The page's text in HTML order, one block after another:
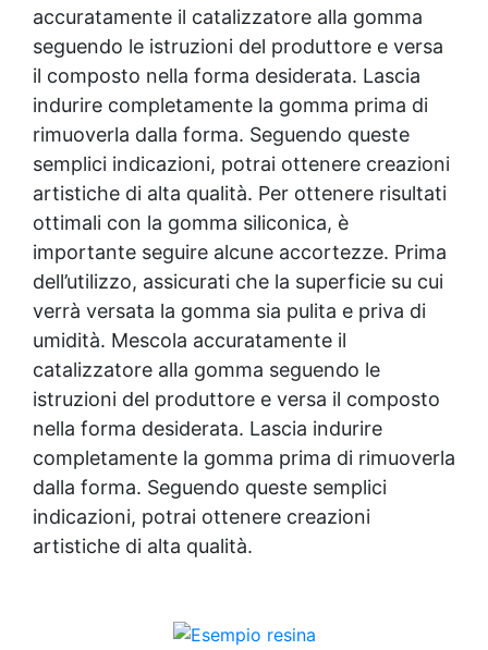
accuratamente il catalizzatore alla gomma
seguendo le istruzioni del produttore e versa
il composto nella forma desiderata. Lascia
indurire completamente la gomma prima di
rimuoverla dalla forma. Seguendo queste
semplici indicazioni, potrai ottenere creazioni
artistiche di alta qualità. Per ottenere risultati
ottimali con la gomma siliconica, è
importante seguire alcune accortezze. Prima
dell’utilizzo, assicurati che la superficie su cui
verrà versata la gomma sia pulita e priva di
umidità. Mescola accuratamente il
catalizzatore alla gomma seguendo le
istruzioni del produttore e versa il composto
nella forma desiderata. Lascia indurire
completamente la gomma prima di rimuoverla
dalla forma. Seguendo queste semplici
indicazioni, potrai ottenere creazioni
artistiche di alta qualità.